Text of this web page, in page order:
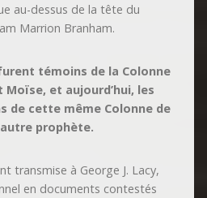
au-dessus de la tête du
Marrion Branham.
témoins de la Colonne
Moïse, et aujourd’hui, les
de cette même Colonne de
prophète.
transmise à George J. Lacy,
en documents contestés